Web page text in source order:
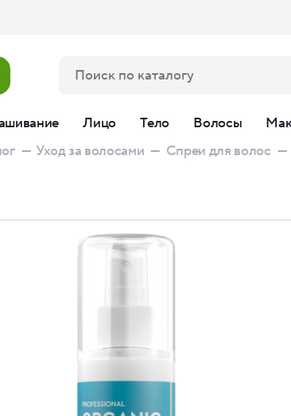
Лицо Тело Волосы
— Уход за волосами — Спреи для волос —